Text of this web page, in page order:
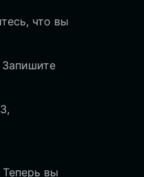
что вы
Запишите
вы